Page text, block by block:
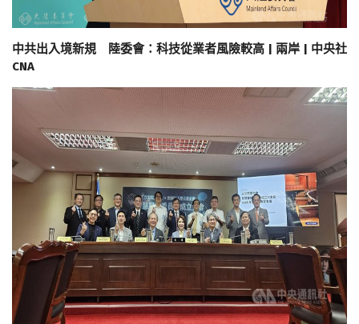
中共出入境新規 陸委會：科技從業者風險較高 | 兩岸 | 中央社
CNA